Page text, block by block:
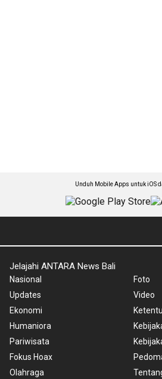
Unduh Mobile Apps untuk iOS
Jelajahi ANTARA News Bali
Nasional
Updates
Ekonomi
Humaniora
Pariwisata
Fokus Hoax
Olahraga
Foto
Video